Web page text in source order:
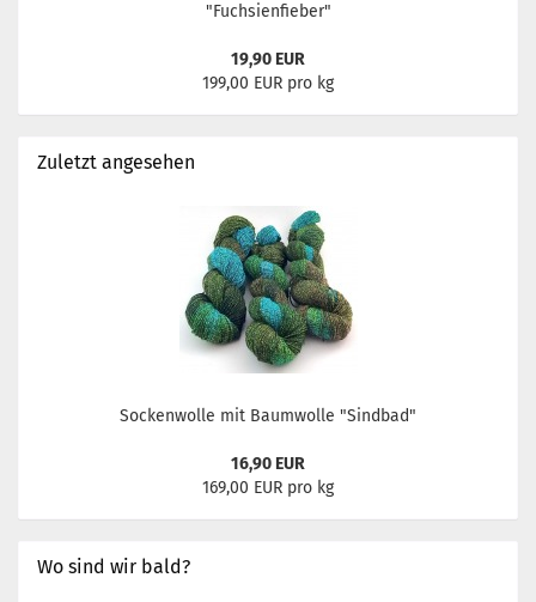
"Fuchsienfieber"
19,90 EUR
199,00 EUR pro kg
Zuletzt angesehen
Sockenwolle mit Baumwolle "Sindbad"
16,90 EUR
169,00 EUR pro kg
Wo sind wir bald?